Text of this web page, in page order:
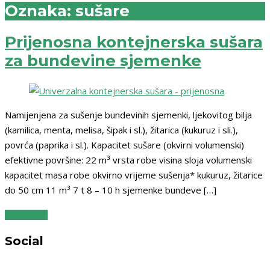
Oznaka: sušare
Prijenosna kontejnerska sušara
za bundevine sjemenke
Namijenjena za sušenje bundevinih sjemenki, ljekovitog bilja
(kamilica, menta, melisa, šipak i sl.), žitarica (kukuruz i sli.),
povrća (paprika i sl.). Kapacitet sušare (okvirni volumenski)
efektivne površine: 22 m³ vrsta robe visina sloja volumenski
kapacitet masa robe okvirno vrijeme sušenja* kukuruz, žitarice
do 50 cm 11 m³ 7 t 8 – 10 h sjemenke bundeve […]
Social